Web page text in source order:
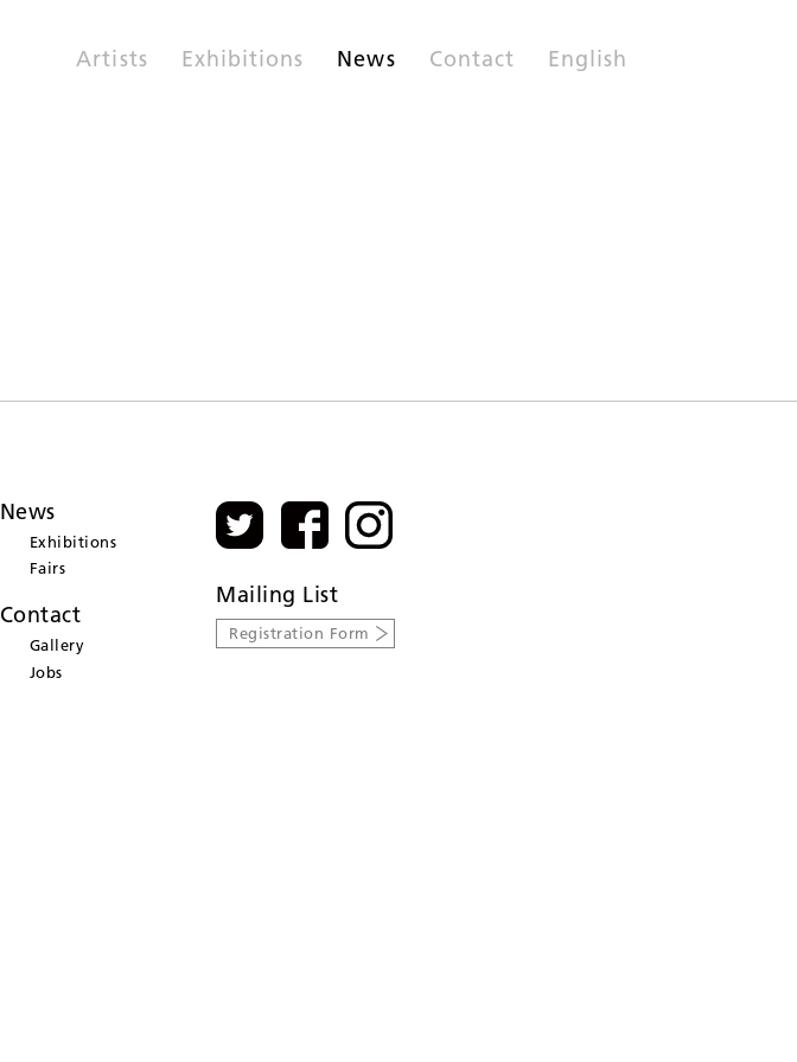
Artists Exhibitions News Contact English
News
Exhibitions
Fairs
Contact
Gallery
Jobs
Mailing List
Registration Form